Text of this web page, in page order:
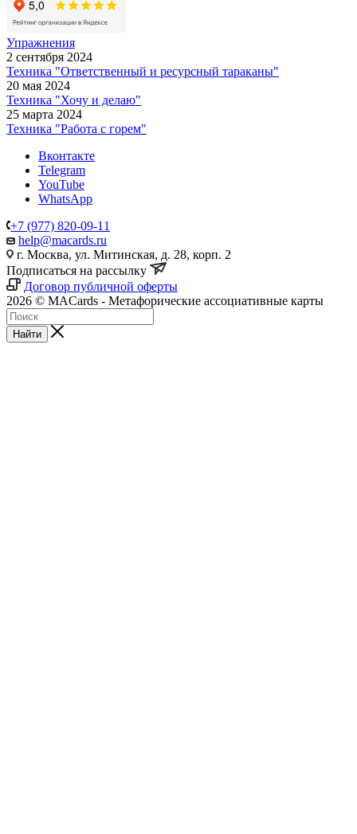
Упражнения
2 сентября 2024
Техника "Ответственный и ресурсный тараканы"
20 мая 2024
Техника "Хочу и делаю"
25 марта 2024
Техника "Работа с горем"
Вконтакте
Telegram
YouTube
WhatsApp
+7 (977) 820-09-11
help@macards.ru
г. Москва, ул. Митинская, д. 28, корп. 2
Подписаться на рассылку
Договор публичной оферты
2026 © MACards - Метафорические ассоциативные карты
Найти